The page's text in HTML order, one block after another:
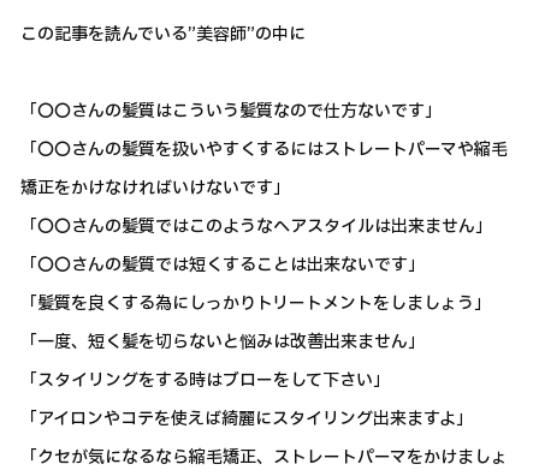
この記事を読んでいる”美容師”の中に
「〇〇さんの髪質はこういう髪質なので仕方ないです」
「〇〇さんの髪質を扱いやすくするにはストレートパーマや縮毛
矯正をかけなければいけないです」
「〇〇さんの髪質ではこのようなヘアスタイルは出来ません」
「〇〇さんの髪質では短くすることは出来ないです」
「髪質を良くする為にしっかりトリートメントをしましょう」
「一度、短く髪を切らないと悩みは改善出来ません」
「スタイリングをする時はブローをして下さい」
「アイロンやコテを使えば綺麗にスタイリング出来ますよ」
「クセが気になるなら縮毛矯正、ストレートパーマをかけましょ